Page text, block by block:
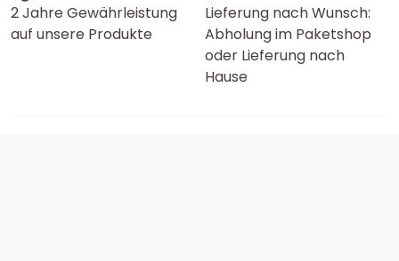
2 Jahre Gewährleistung
auf unsere Produkte
Lieferung nach Wunsch:
Abholung im Paketshop
oder Lieferung nach
Hause